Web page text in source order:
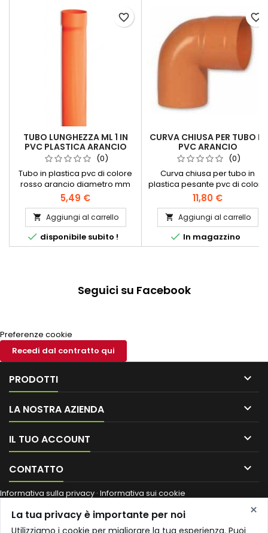
TUBO LUNGHEZZA ML 1 IN
PVC PLASTICA ARANCIO
(0)
Tubo in plastica pvc di colore
rosso arancio diametro mm
lunghezza ml 1 per scarichi
fognari Diametri disponibili
millimetri: 40 - 50 - 63 - 80 - 100
- 125 - 140 - 160 - 200
5,49 €
 Aggiungi al carrello
 disponibile subito !
favorite_border
CURVA CHIUSA PER TUBO IN
PVC ARANCIO
(0)
Curva chiusa per tubo in
plastica pesante pvc di colore
rosso arancio per scarichi
fognari Diametri disponibili
millimetri:40 - 50 - 63 - 80 - 100
- 125 - 140 - 160 - 200 - 250 - 315
- 400
11,80 €
 Aggiungi al carrello
 In magazzino
favorite_border
Seguici su Facebook
Preferenze cookie
Recedi dal contratto qui
PRODOTTI 
LA NOSTRA AZIENDA 
IL TUO ACCOUNT 
CONTATTO 
Informativa sulla privacy · Informativa sui cookie
Shop Edil Italia di Coccoluto
·Partita IVA:01661640530·Codice fiscale:CCCVIA68A41F437K
Numero REA:
SI 203528 Sede legale:
VIA IACOPO COZZARELLI 8
×
La tua privacy è importante per noi
Utilizziamo i cookie per migliorare la tua esperienza. Puoi